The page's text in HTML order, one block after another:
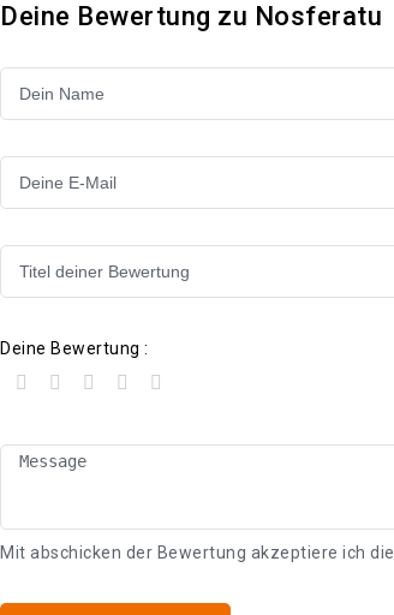
Deine Bewertung zu Nosferatu
Deine Bewertung :
Mit abschicken der Bewertung akzeptiere ich die